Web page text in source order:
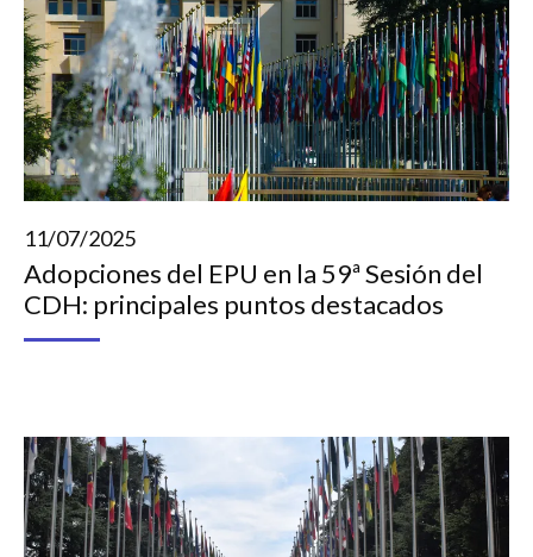
11/07/2025
Adopciones del EPU en la 59ª Sesión del
CDH: principales puntos destacados